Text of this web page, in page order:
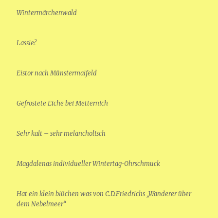
Wintermärchenwald
Lassie?
Eistor nach Münstermaifeld
Gefrostete Eiche bei Metternich
Sehr kalt – sehr melancholisch
Magdalenas individueller Wintertag-Ohrschmuck
Hat ein klein bißchen was von C.D.Friedrichs „Wanderer über
dem Nebelmeer“